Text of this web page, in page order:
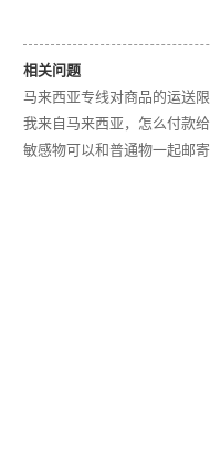
相关问题
马来西亚专线对商品的运送限
我来自马来西亚，怎么付款给
敏感物可以和普通物一起邮寄